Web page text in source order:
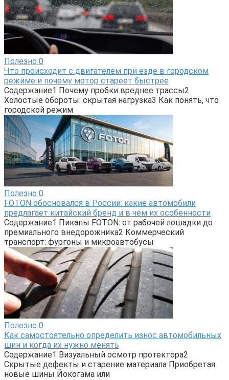
Полезно 0
Что происходит с двигателем при езде в городском
режиме и почему мотор стареет быстрее
Содержание1 Почему пробки вреднее трассы2
Холостые обороты: скрытая нагрузка3 Как понять, что
городской режим
Полезно 0
FOTON обосновался в России: какие автомобили
предлагает китайский бренд и в чем их особенности
Содержание1 Пикапы FOTON: от рабочей лошадки до
премиального внедорожника2 Коммерческий
транспорт: фургоны и микроавтобусы
Полезно 0
Как самостоятельно определить износ автомобильных
шин и когда их нужно менять
Содержание1 Визуальный осмотр протектора2
Скрытые дефекты и старение материала Приобретая
новые шины Йокогама или